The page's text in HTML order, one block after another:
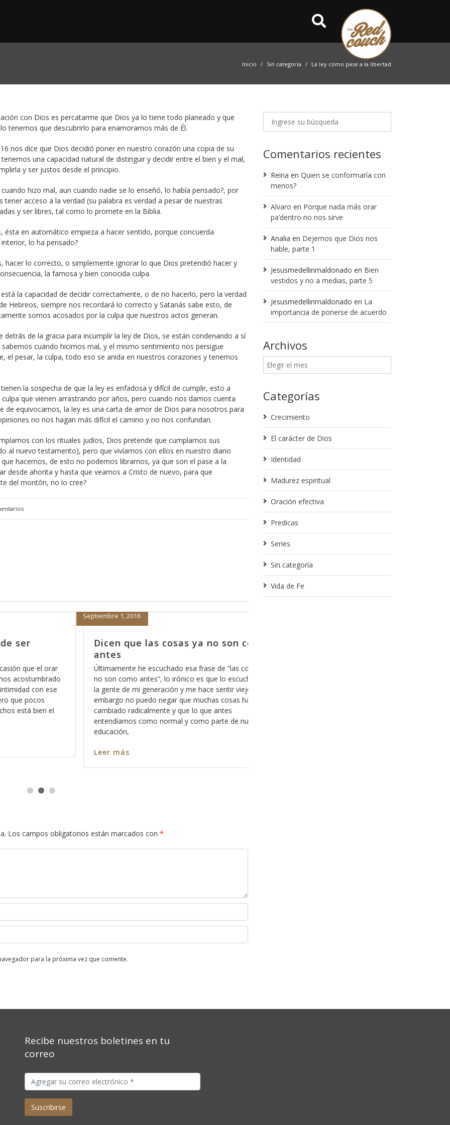
Inicio Sin categoría La ley como pase a la libertad
con Dios es percatarme que Dios ya lo tiene todo planeado y que
tenemos que descubrirlo para enamorarnos más de Él.
nos dice que Dios decidió poner en nuestro corazón una copia de su
una capacidad natural de distinguir y decidir entre el bien y el mal,
y ser justos desde el principio.
hizo mal, aun cuando nadie se lo enseñó, lo había pensado?, por
acceso a la verdad (su palabra es verdad a pesar de nuestras
y ser libres, tal como lo promete en la Biblia.
en automático empieza a hacer sentido, porque concuerda
lo ha pensado?
hacer lo correcto, o simplemente ignorar lo que Dios pretendió hacer y
la famosa y bien conocida culpa.
la capacidad de decidir correctamente, o de no hacerlo, pero la verdad
Hebreos, siempre nos recordará lo correcto y Satanás sabe esto, de
somos acosados por la culpa que nuestros actos generan.
de la gracia para incumplir la ley de Dios, se están condenando a sí
cuando hicimos mal, y el mismo sentimiento nos persigue
el pesar, la culpa, todo eso se anida en nuestros corazones y tenemos
la sospecha de que la ley es enfadosa y difícil de cumplir, esto a
que vienen arrastrando por años, pero cuando nos damos cuenta
de equivocarnos, la ley es una carta de amor de Dios para nosotros para
no nos hagan más difícil el camino y no nos confundan.
con los rituales judíos, Dios pretende que cumplamos sus
al nuevo testamento), pero que vivíamos con ellos en nuestro diario
hacemos, de esto no podemos librarnos, ya que son el pase a la
desde ahorita y hasta que veamos a Cristo de nuevo, para que
del montón, no lo cree?
son como
de “las cosas ya
lo escucho entre
sentir viejo, sin
cosas han
antes
La mejor manera de empezar el
2014, parte 6
Enero 7, 2014
Una de las cosas que nos deben de quedar mas que
claras es que en el Reino de los Cielos no caben los
sentimientos, y esto no se lo digo con el afán de
confundirle o hacerle sentir mal, por el contrario, lo
hago con la intención de que aprenda a dimensionar
como es que
Los campos obligatorios están marcados con *
para la próxima vez que comente.
Comentarios recientes
Reina en Quien se conformaría con
menos?
Alvaro en Porque nada más orar
pa’dentro no nos sirve
Analia en Dejemos que Dios nos
hable, parte 1
Jesusmedellinmaldonado en Bien
vestidos y no a medias, parte 5
Jesusmedellinmaldonado en La
importancia de ponerse de acuerdo
Archivos
Categorías
Crecimiento
El carácter de Dios
Identidad
Madurez espiritual
Oración efectiva
Predicas
Series
Sin categoría
Vida de Fe
Recibe nuestros boletines en tu
correo